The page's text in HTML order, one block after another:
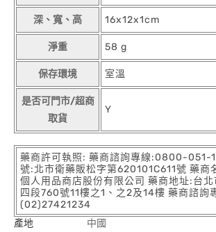
深、寬、高 16x12x1cm
淨重 58 g
保存環境 室溫
是否可門市/超商
取貨
Y
藥商許可執照: 藥商諮詢專線:0800-051-
號:北市衛藥販松字第620101C611號 藥商
個人用品商店股份有限公司 藥商地址:台
四段760號11樓之1、之2及14樓 藥商諮詢
(02)27421234
產地
中國